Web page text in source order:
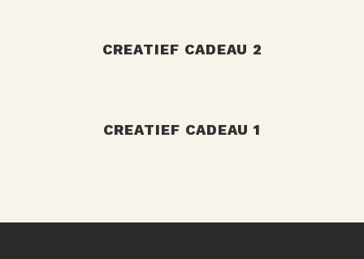
+
CREATIEF CADEAU 2
+
CREATIEF CADEAU 1